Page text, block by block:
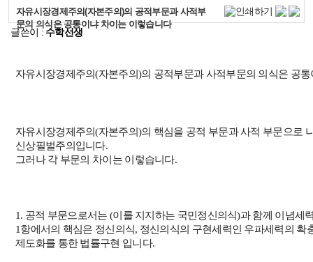
자유시장경제주의(자본주의)의 공적부문과 사적부
문의 의식은 공통이냐 차이는 이렇습니다
글쓴이 :수학선생
자유시장경제주의(자본주의)의 공적부문과 사적부문의 의식은 공
자유시장경제주의(자본주의)의 핵심을 공적 부문과 사적 부문으로
신상필벌주의입니다.
그러나 각 부문의 차이는 이렇습니다.
1. 공적 부문으로서는 (이를 지지하는 국민정신의식)과 함께 이념세
1항에서의 핵심은 정신의식, 정신의식의 구현세력인 우파세력의 확
제도화를 통한 법률구현 입니다.